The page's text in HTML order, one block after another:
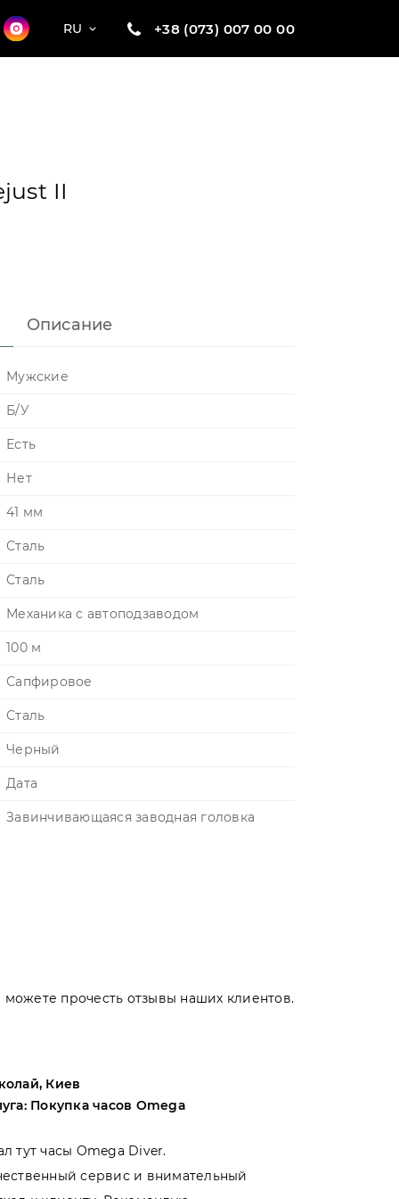
RU +38 (073) 007 00 00
II
Описание
Мужские
Б/У
Есть
Нет
41 мм
Сталь
Сталь
Механика с автоподзаводом
100 м
Сапфировое
Сталь
Черный
Дата
Завинчивающаяся заводная головка
можете прочесть отзывы наших клиентов.
Киев
Покупка часов Omega
тут часы Omega Diver.
сервис и внимательный